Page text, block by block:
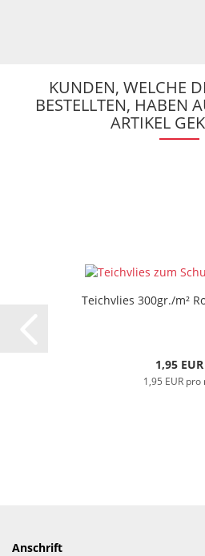
KUNDEN, WELCHE
BESTELLTEN, HABEN
ARTIKEL
Teichvlies 300gr./m²
1,95 EUR
1,95 EUR pro
Anschrift